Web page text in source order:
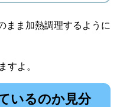
まま加熱調理するように
すよ。
いるのか見分